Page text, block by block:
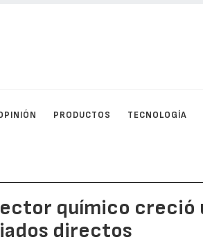
PRODUCTOS TECNOLOGÍA
químico creció
directos